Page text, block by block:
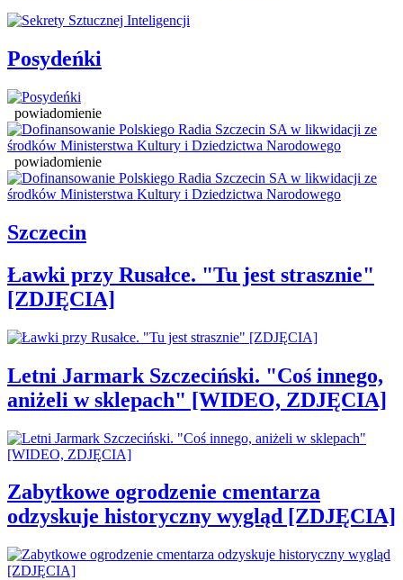
Posydeńki
powiadomienie
powiadomienie
Szczecin
Ławki przy Rusałce. "Tu jest strasznie"
[ZDJĘCIA]
Letni Jarmark Szczeciński. "Coś innego,
aniżeli w sklepach" [WIDEO, ZDJĘCIA]
Zabytkowe ogrodzenie cmentarza
odzyskuje historyczny wygląd [ZDJĘCIA]